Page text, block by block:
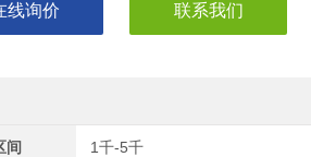
线询价 联系我们
间 1千-5千